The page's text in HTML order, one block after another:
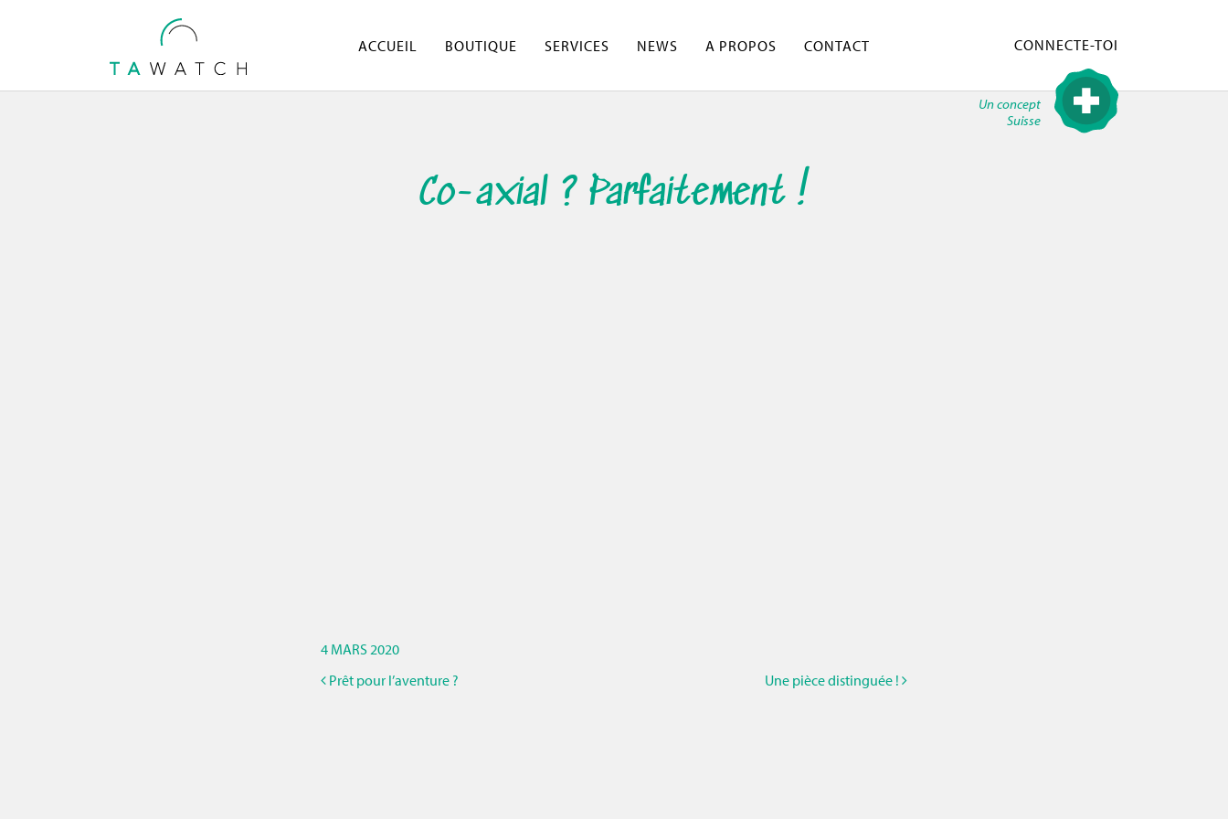
ACCUEIL
BOUTIQUE SERVICES NEWS A PROPOS CONTACT CONNECTE-TOI
Un concept
Suisse
Co-axial ? Parfaitement !
4 MARS 2020
Prêt pour l’aventure ?
Une pièce distinguée !